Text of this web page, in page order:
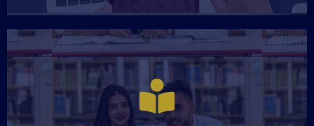
BECAS
PARA ESTUDIANTES UNIANDES